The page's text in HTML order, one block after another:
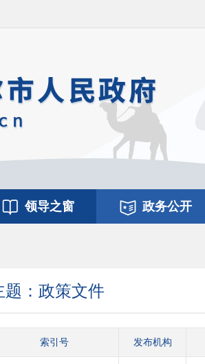
领导之窗 政务公开
题：政策文件
索引号 发布机构